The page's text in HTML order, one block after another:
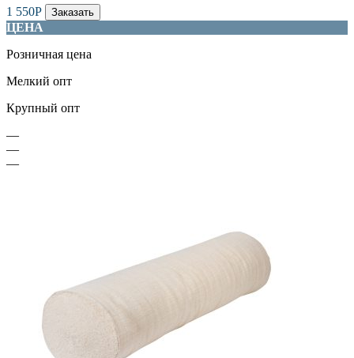
1 550Р Заказать
ЦЕНА
Розничная цена
Мелкий опт
Крупный опт
—
—
—